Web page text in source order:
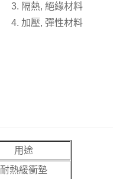
3. 隔熱, 絕緣材料
4. 加壓, 彈性材料
用途
耐熱緩衝墊